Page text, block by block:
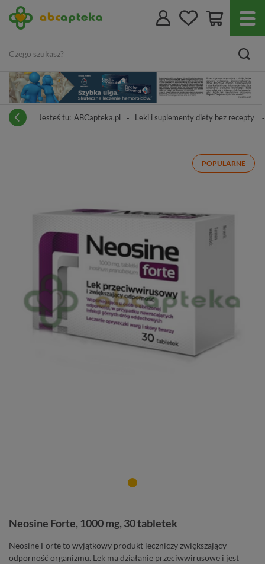
Jesteś tu: ABCapteka.pl Leki i suplementy diety bez recepty
POPULARNE
Neosine Forte, 1000 mg, 30 tabletek
Neosine Forte to wyjątkowy produkt leczniczy zwiększający
odporność organizmu. Lek ma działanie przeciwwirusowe i jest